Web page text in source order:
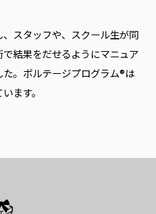
スタッフや、スクール生が同
で結果をだせるようにマニュア
。 ボルテージプログラム®は
ます。